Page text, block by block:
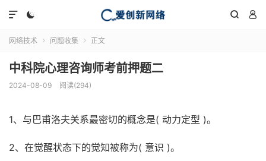
  

网络技术  问题收集  正文
中科院心理咨询师考前押题二
2024-08-09 阅读(294)
1、与巴甫洛夫关系最密切的概念是( 动力定型 )。
2、在觉醒状态下的觉知被称为( 意识 )。